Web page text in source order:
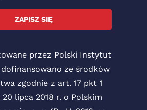
ZAPISZ SIĘ
przez Polski Instytut
ze środków
zgodnie z art. 17 pkt 1
lipca 2018 r. o Polskim